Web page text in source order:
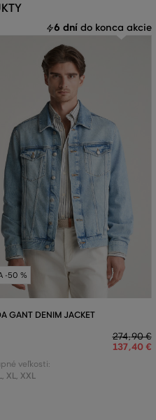
6 dnído konca akcie
-50 %
GANT DENIM JACKET
274,90 €
137,40 €
veľkosti:
, XL, XXL